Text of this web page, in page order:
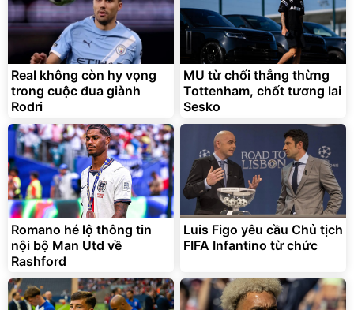
Real không còn hy vọng
trong cuộc đua giành
Rodri
MU từ chối thẳng thừng
Tottenham, chốt tương lai
Sesko
Romano hé lộ thông tin
nội bộ Man Utd về
Rashford
Luis Figo yêu cầu Chủ tịch
FIFA Infantino từ chức